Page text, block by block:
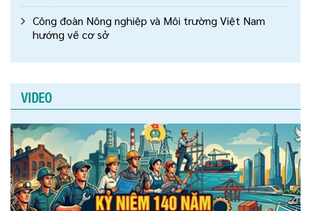
Công đoàn Nông nghiệp và Môi trường Việt Nam
hướng về cơ sở
VIDEO